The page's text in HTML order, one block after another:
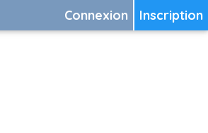
Inscription
Connexion